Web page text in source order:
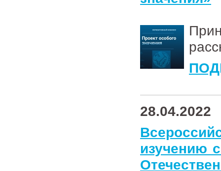
28.04.2022
изучению